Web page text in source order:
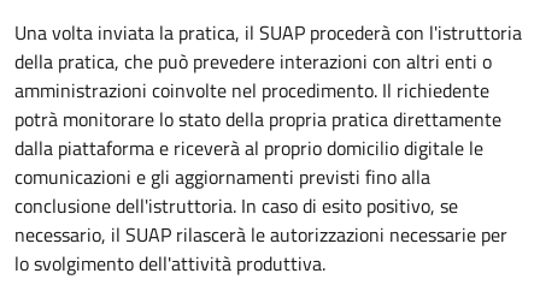
Una volta inviata la pratica, il SUAP procederà con l'istruttoria
della pratica, che può prevedere interazioni con altri enti o
amministrazioni coinvolte nel procedimento. Il richiedente
potrà monitorare lo stato della propria pratica direttamente
dalla piattaforma e riceverà al proprio domicilio digitale le
comunicazioni e gli aggiornamenti previsti fino alla
conclusione dell'istruttoria. In caso di esito positivo, se
necessario, il SUAP rilascerà le autorizzazioni necessarie per
lo svolgimento dell'attività produttiva.